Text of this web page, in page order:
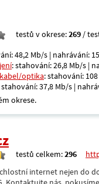
testů v okrese:269 /
48,2 Mb/s | nahrávání:
: stahování: 26,8 Mb/s |
optika: stahování:
stahování: 37,8 Mb/s |
okrese.
testů celkem:296
internet nejen do